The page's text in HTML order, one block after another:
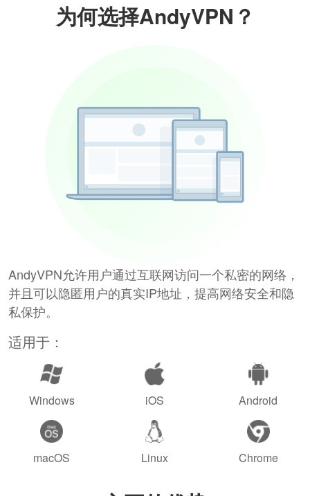
为何选择AndyVPN？
AndyVPN允许用户通过互联网访问一个私密的网络，
并且可以隐匿用户的真实IP地址，提高网络安全和隐
私保护。
适用于：
Windows iOS Android
macOS Linux Chrome